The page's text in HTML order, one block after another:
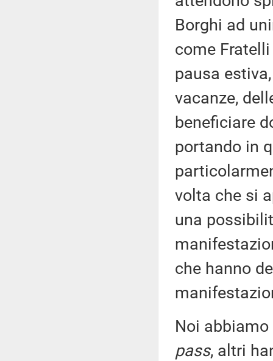
Borghi ad
come
pausa
vacanze,
beneficiare
portando in
volta che si
una
che hanno
Noi
pass, altri